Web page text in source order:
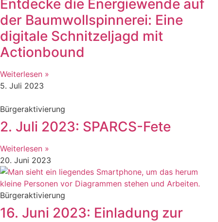
Entdecke die Energiewende auf
der Baumwollspinnerei: Eine
digitale Schnitzeljagd mit
Actionbound
Weiterlesen »
5. Juli 2023
Bürgeraktivierung
2. Juli 2023: SPARCS-Fete
Weiterlesen »
20. Juni 2023
Bürgeraktivierung
16. Juni 2023: Einladung zur